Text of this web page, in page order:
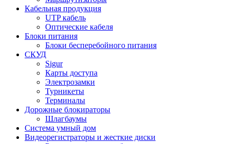
Кабельная продукция
UTP кабель
Оптические кабеля
Блоки питания
Блоки бесперебойного питания
СКУД
Sigur
Карты доступа
Электрозамки
Турникеты
Терминалы
Дорожные блокираторы
Шлагбаумы
Cистема умный дом
Видеорегистраторы и жесткие диски